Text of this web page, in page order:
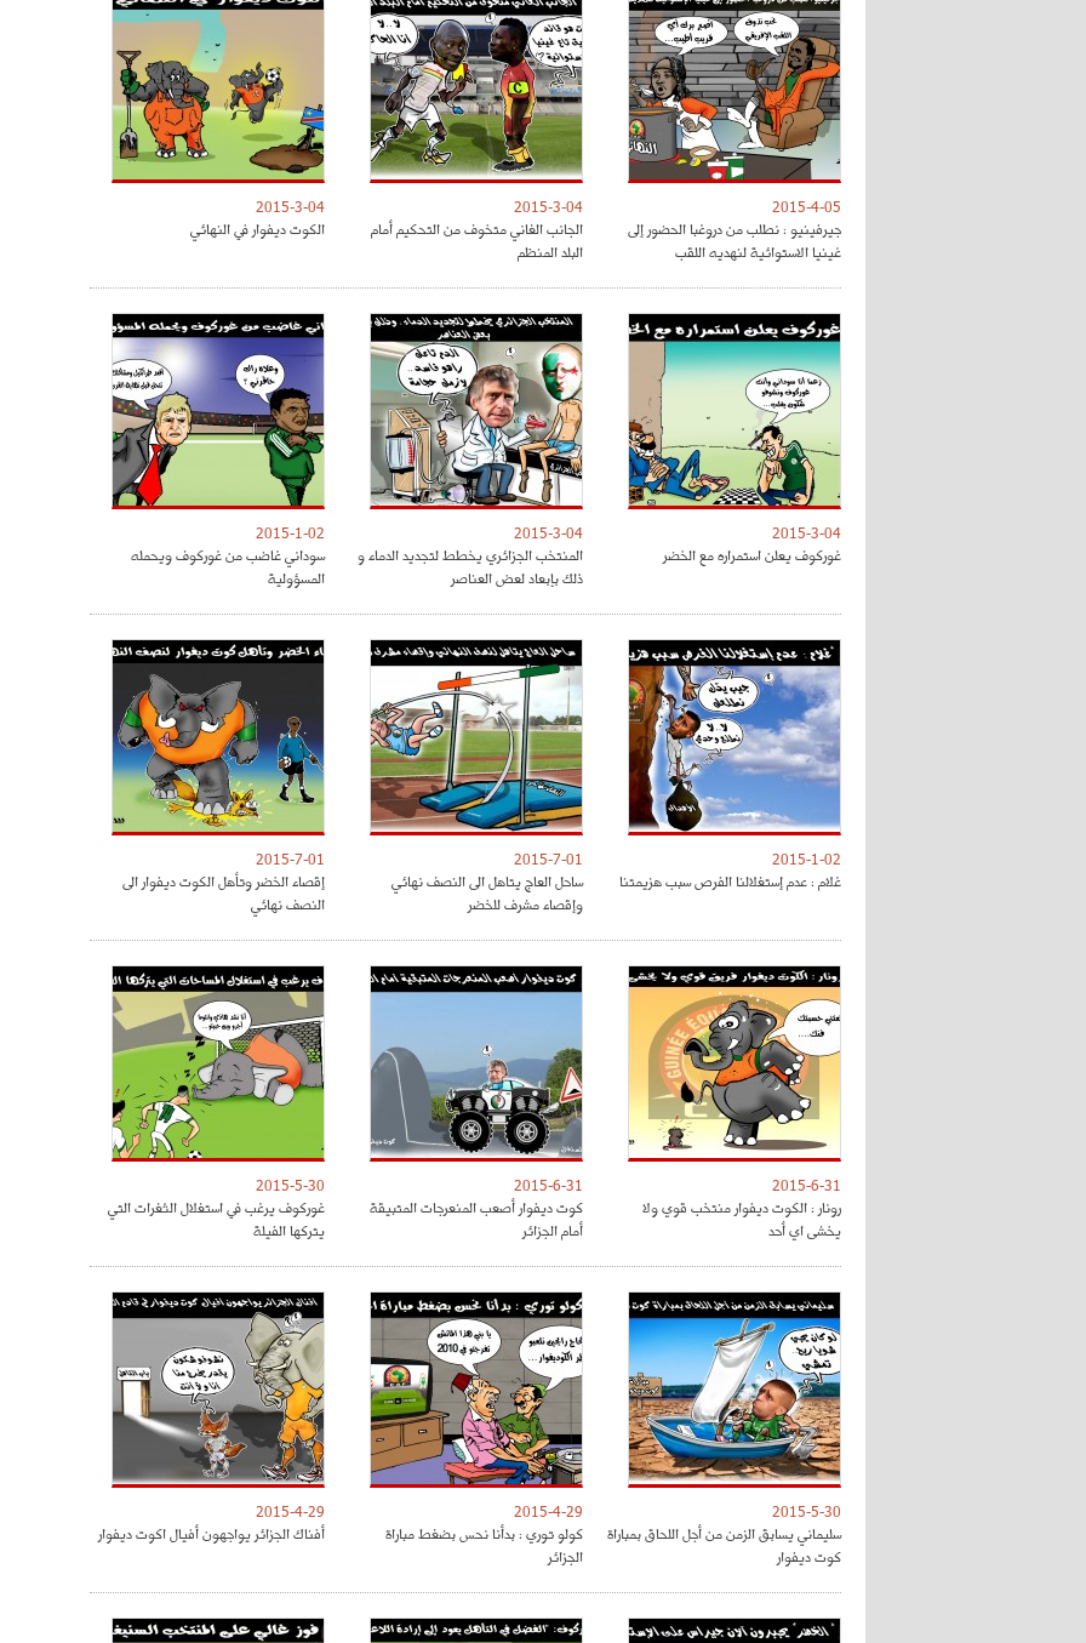
2015-4-05
جيرفينيو : نطلب من دروغبا الحضور إلى
غينيا الاستوائية لنهديه اللقب
2015-3-04
الجانب الغاني متخوف من التحكيم أمام
البلد المنظم
2015-3-04
الكوت ديفوار في النهائي
2015-3-04
غوركوف يعلن استمراره مع الخضر
2015-3-04
المنتخب الجزائري يخطط لتجديد الدماء و
ذلك بإبعاد لعض العناصر
2015-1-02
سوداني غاضب من غوركوف ويحمله
المسؤولية
2015-1-02
غلام : عدم إستغلالنا الفرص سبب هزيمتنا
2015-7-01
ساحل العاج يتاهل الى النصف نهائي
وإقصاء مشرف للخضر
2015-7-01
إقصاء الخضر وتأهل الكوت ديفوار الى
النصف نهائي
2015-6-31
رونار : الكوت ديفوار منتخب قوي ولا
يخشى اي أحد
2015-6-31
كوت ديفوار أصعب المنعرجات المتبيقة
أمام الجزائر
2015-5-30
غوركوف يرغب في استغلال الثغرات التي
يتركها الفيلة
2015-5-30
سليماني يسابق الزمن من أجل اللحاق بمباراة
كوت ديفوار
2015-4-29
كولو توري : بدأنا نحس بضغط مباراة
الجزائر
2015-4-29
أفناك الجزائر يواجهون أفيال اكوت ديفوار